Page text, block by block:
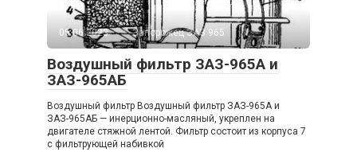
05.06.2023 Запорожец ЗАЗ 965
Воздушный фильтр ЗАЗ-965А и
ЗАЗ-965АБ
Воздушный фильтр Воздушный фильтр ЗАЗ-965А и
ЗАЗ-965АБ — инерционно-масляный, укреплен на
двигателе стяжной лентой. Фильтр состоит из корпуса 7
с фильтрующей набивкой